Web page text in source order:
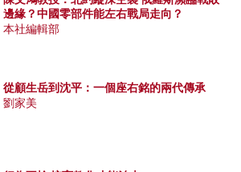
邊緣？中國零部件能左右戰局走向？
本社編輯部
從顧生岳到沈平：一個座右銘的兩代傳承
劉家美